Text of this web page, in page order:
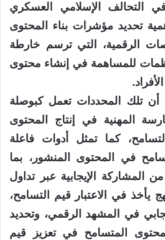
في التحالف الإسلامي العسكري
تحديد مؤشرات بناء المحتوى
الرقمية، التي ترسم خارطة
للمساهمة في إنشاء محتوى
أن تلك المحددات تعمل كبوصلة
المهنية في إنتاج المحتوى
كما تمثل أدوات فاعلة
في المحتوى المنشور، بما
المشاركة الإيجابية عبر تداول
يأخذ في الاعتبار قيم التسامح،
في المشهد الرقمي، وتحديد
المتسامح في تعزيز قيم